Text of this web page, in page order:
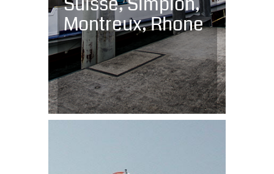
Montreux, Rhone